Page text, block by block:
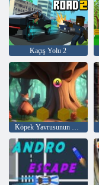
Kaçış Yolu 2